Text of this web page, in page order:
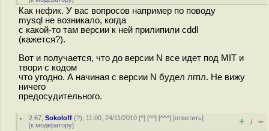
Как нефик. У вас вопросов например по поводу
mysql не возникало, когда
с какой-то там версии к ней прилипили cddl
(кажется?).
Вот и получается, что до версии N все идет под МIT и
твори с кодом
что угодно. А начиная с версии N будел лгпл. Не вижу
ничего
предосудительного.
2.67 ,Sokoloff (?), 11:00, 24/11/2010 [^] [^^] [^^^] [ответить]
[к модератору] + / –